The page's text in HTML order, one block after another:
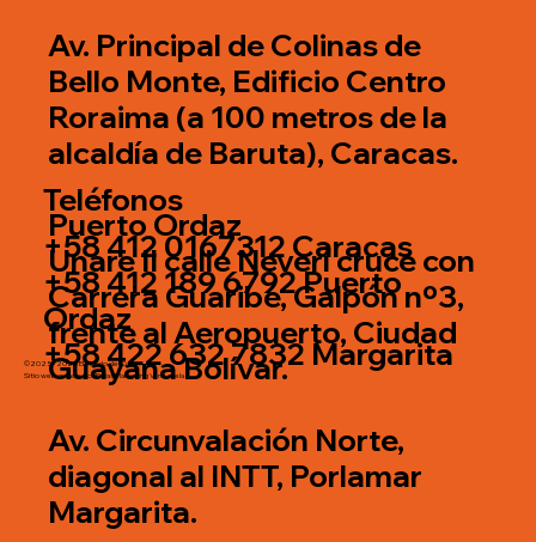
Av. Principal de Colinas de
Bello Monte, Edificio Centro
Roraima (a 100 metros de la
alcaldía de Baruta), Caracas.
Puerto Ordaz
Unare II calle Neverí cruce con
Carrera Guaribe, Galpón nº3,
frente al Aeropuerto, Ciudad
Guayana Bolívar.
Av. Circunvalación Norte,
diagonal al INTT, Porlamar
Margarita.
©2025 - 2026 El Mundo del Color.
Sitio web creado porFidias Marketing Venezuela
Teléfonos
+58 412 0167312 Caracas
+58 412 189 6792 Puerto
Ordaz
+58 422 632 7832 Margarita